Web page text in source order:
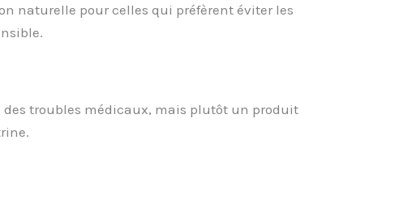
naturelle pour celles qui préfèrent éviter les
des troubles médicaux, mais plutôt un produit